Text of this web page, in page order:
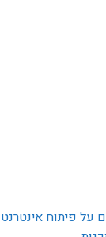
על פיתוח אינטרנט